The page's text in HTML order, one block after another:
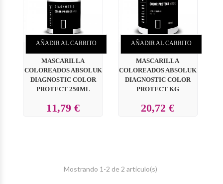

AÑADIR AL CARRITO
MASCARILLA
COLOREADOS ABSOLUK
DIAGNOSTIC COLOR
PROTECT 250ML
11,79 €

AÑADIR AL CARRITO
MASCARILLA
COLOREADOS ABSOLUK
DIAGNOSTIC COLOR
PROTECT KG
20,72 €
Mostrando 1-2 de 2 artículo(s)